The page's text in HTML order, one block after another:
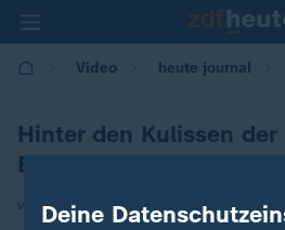
Video heute journal
Hinter den Kulissen der
Bundesregierung
von Frank Buchwald
Deine